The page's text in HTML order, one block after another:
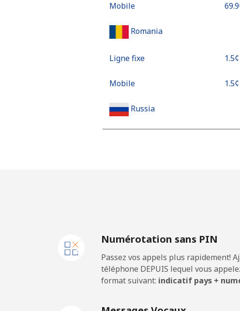
Mobile
Romania
Ligne fixe ⁦1.5¢⁩
Mobile ⁦1.5¢⁩
Russia
Mobile
Numérotation sans PIN
Passez vos appels plus rapidement!
téléphone DEPUIS lequel vous
format suivant: indicatif pays +